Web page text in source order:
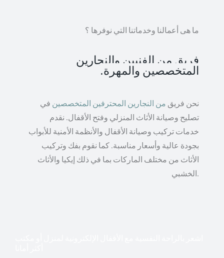
ما هى أعمالنا وخدماتنا التي نوفرها ؟
فريق من الفنيين والنجارين
المتخصصين والمهرة.
نحن فريق من النجارين المحترفين المتخصصين في
تصليح وصيانة الأثاث المنزلي وفتح الأقفال. نقدم
خدمات تركيب وصيانة الأقفال والأنظمة الأمنية للأبواب
بجودة عالية وأسعار مناسبة. كما نقوم بفك وتركيب
الأثاث من مختلف الماركات بما في ذلك إيكيا والأثاث
الخشبي.